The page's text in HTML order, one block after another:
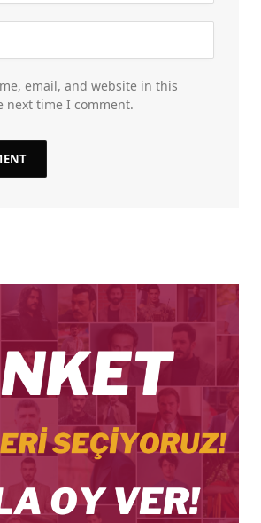
email, and website in this
next time I comment.